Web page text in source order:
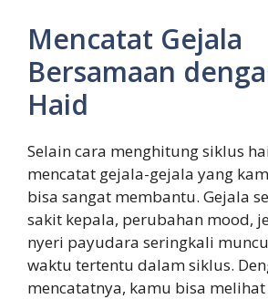
Mencatat Gejala
Bersamaan
Haid
Selain cara menghitung siklus
mencatat gejala-gejala yang
bisa sangat membantu. Gejala
sakit kepala, perubahan mood,
nyeri payudara seringkali
waktu tertentu dalam siklus.
mencatatnya, kamu bisa